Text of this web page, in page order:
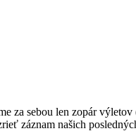
za sebou len zopár
záznam našich